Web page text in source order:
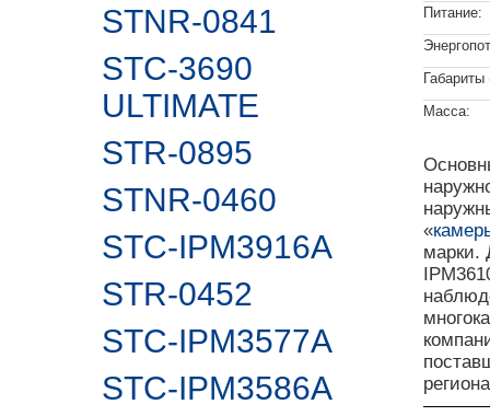
STNR-0841
STC-3690
ULTIMATE
STR-0895
STNR-0460
STC-IPM3916A
STR-0452
STC-IPM3577A
STC-IPM3586A
Питание:
Масса:
«
марки.